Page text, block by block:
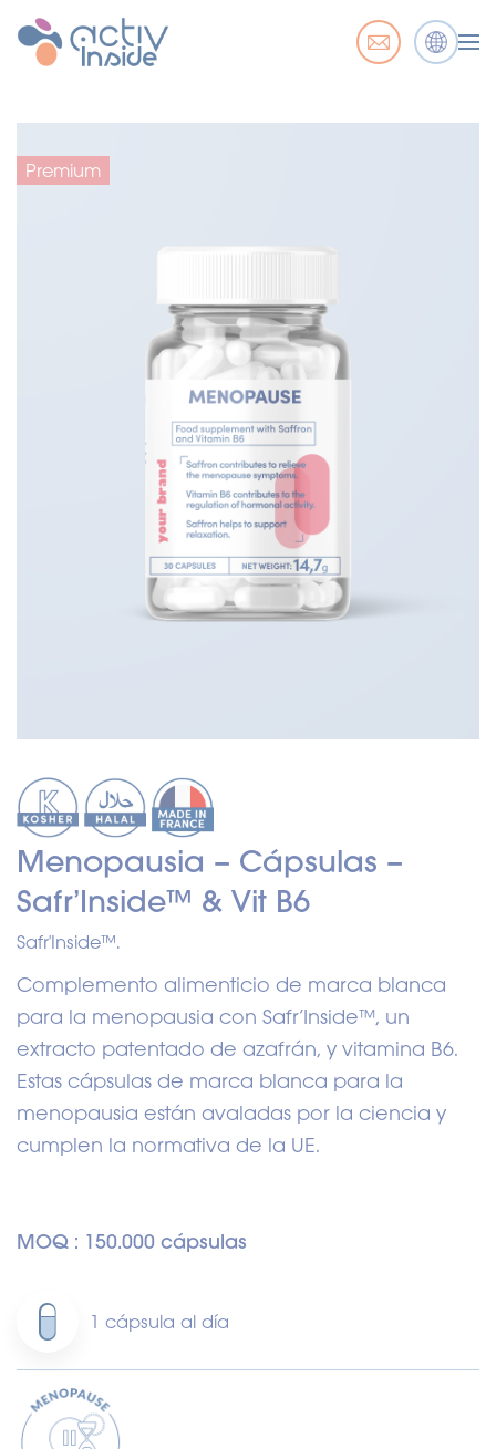
Premium
Menopausia – Cápsulas –
Safr’Inside™ & Vit B6
Safr'Inside™.
Complemento alimenticio de marca blanca
para la menopausia con Safr’Inside™, un
extracto patentado de azafrán, y vitamina B6.
Estas cápsulas de marca blanca para la
menopausia están avaladas por la ciencia y
cumplen la normativa de la UE.
MOQ : 150.000 cápsulas
1 cápsula al día